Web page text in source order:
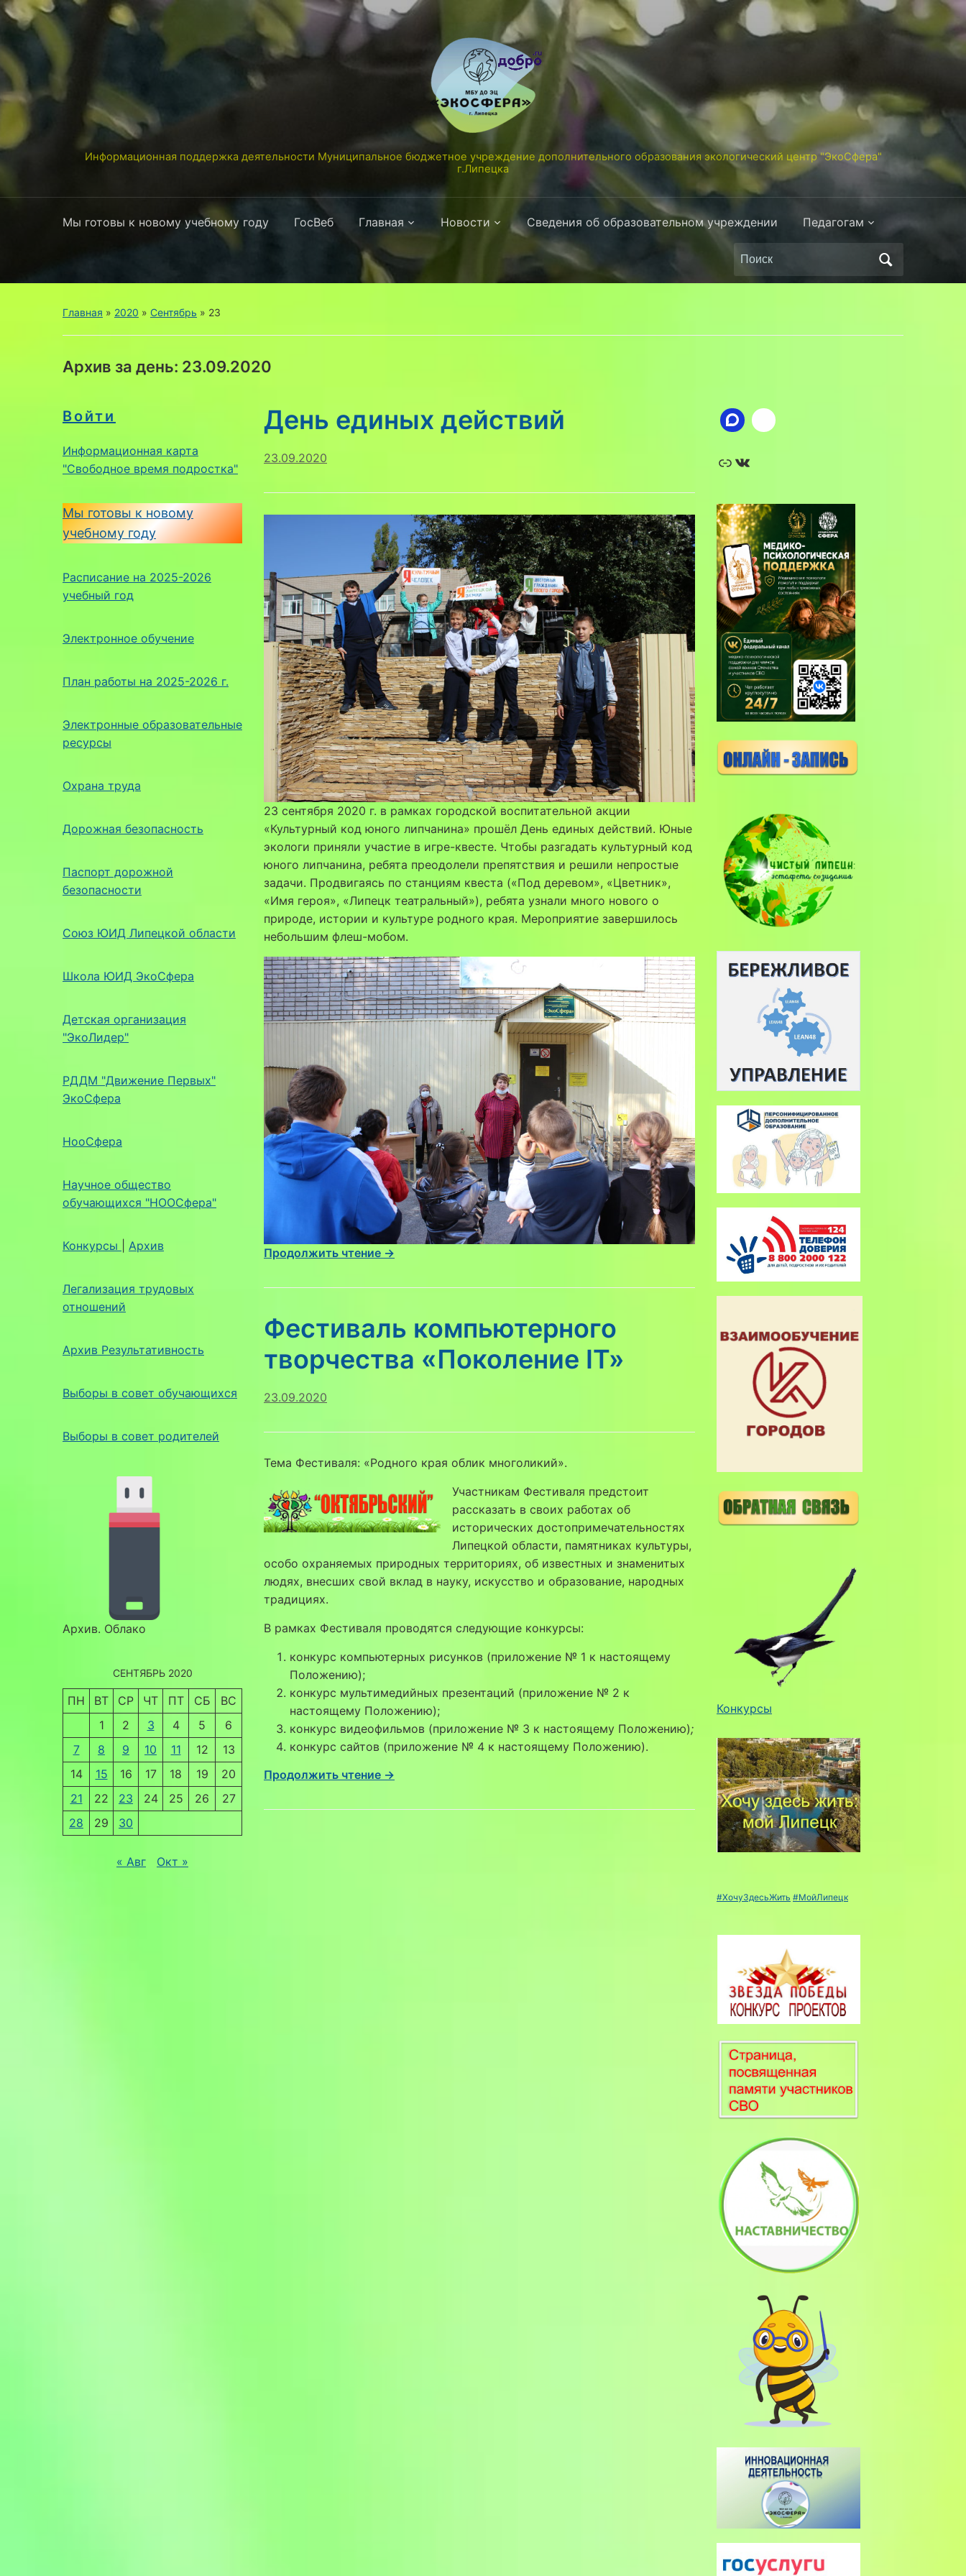
Информационная поддержка деятельности Муниципальное бюджетное учреждение дополнительного образования экологический центр "ЭкоСфера"
г.Липецка
Мы готовы к новому учебному году ГосВеб Главная Новости Сведения об образовательном учреждении Педагогам
Поиск
по:
Главная » 2020 » Сентябрь » 23
Архив за день: 23.09.2020
Войти
Информационная карта
"Свободное время подростка"
Мы готовы к новому
учебному году
Расписание на 2025-2026
учебный год
Электронное обучение
План работы на 2025-2026 г.
Электронные образовательные
ресурсы
Охрана труда
Дорожная безопасность
Паспорт дорожной
безопасности
Союз ЮИД Липецкой области
Школа ЮИД ЭкоСфера
Детская организация
"ЭкоЛидер"
РДДМ "Движение Первых"
ЭкоСфера
НооСфера
Научное общество
обучающихся "НООСфера"
Конкурсы Архив
Легализация трудовых
отношений
Архив Результативность
Выборы в совет обучающихся
Выборы в совет родителей
Архив. Облако
СЕНТЯБРЬ 2020
ПН ВТ СР ЧТ ПТ СБ
ВС
1
2 3 4 5
6
7
8 9 10 11 12
13
14
15 16 17 18 19
20
21
22 23 24 25 26
27
28
29 30
« Авг Окт »
День единых действий
23.09.2020
23 сентября 2020 г. в рамках городской воспитательной акции
«Культурный код юного липчанина» прошёл День единых действий. Юные
экологи приняли участие в игре-квесте. Чтобы разгадать культурный код
юного липчанина, ребята преодолели препятствия и решили непростые
задачи. Продвигаясь по станциям квеста («Под деревом», «Цветник»,
«Имя героя», «Липецк театральный»), ребята узнали много нового о
природе, истории и культуре родного края. Мероприятие завершилось
небольшим флеш-мобом.
Продолжить чтение →
Фестиваль компьютерного
творчества «Поколение IT»
23.09.2020
Тема Фестиваля: «Родного края облик многоликий».
Участникам Фестиваля предстоит
рассказать в своих работах об
исторических достопримечательностях
Липецкой области, памятниках культуры,
особо охраняемых природных территориях, об известных и знаменитых
людях, внесших свой вклад в науку, искусство и образование, народных
традициях.
В рамках Фестиваля проводятся следующие конкурсы:
конкурс компьютерных рисунков (приложение № 1 к настоящему
Положению);
конкурс мультимедийных презентаций (приложение № 2 к
настоящему Положению);
конкурс видеофильмов (приложение № 3 к настоящему Положению);
конкурс сайтов (приложение № 4 к настоящему Положению).
Продолжить чтение →
Ссылка
Конкурсы
#ХочуЗдесьЖить #МойЛипецк